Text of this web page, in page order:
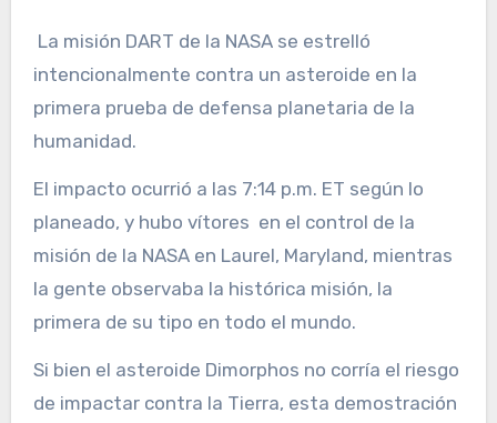
La misión DART de la NASA se estrelló
intencionalmente contra un asteroide en la
primera prueba de defensa planetaria de la
humanidad.
El impacto ocurrió a las 7:14 p.m. ET según lo
planeado, y hubo vítores en el control de la
misión de la NASA en Laurel, Maryland, mientras
la gente observaba la histórica misión, la
primera de su tipo en todo el mundo.
Si bien el asteroide Dimorphos no corría el riesgo
de impactar contra la Tierra, esta demostración